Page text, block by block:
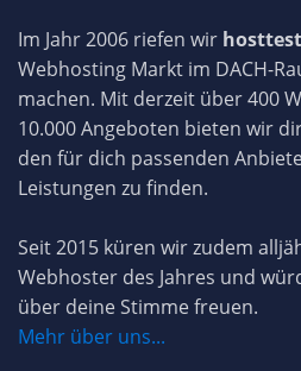
Im Jahr 2006 riefen wir hosttest
Webhosting Markt im DACH-
machen. Mit derzeit über 400
10.000 Angeboten bieten wir
den für dich passenden
Leistungen zu finden.
Seit 2015 küren wir zudem
Webhoster des Jahres und
über deine Stimme freuen.
Mehr über uns...